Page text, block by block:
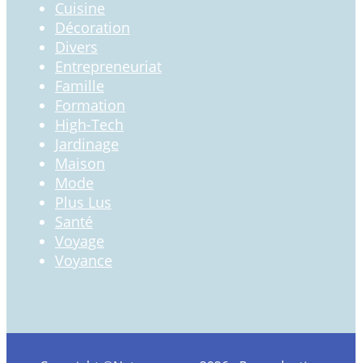
Cuisine
Décoration
Divers
Entrepreneuriat
Famille
Formation
High-Tech
Jardinage
Maison
Mode
Plus Lus
Santé
Voyage
Voyance